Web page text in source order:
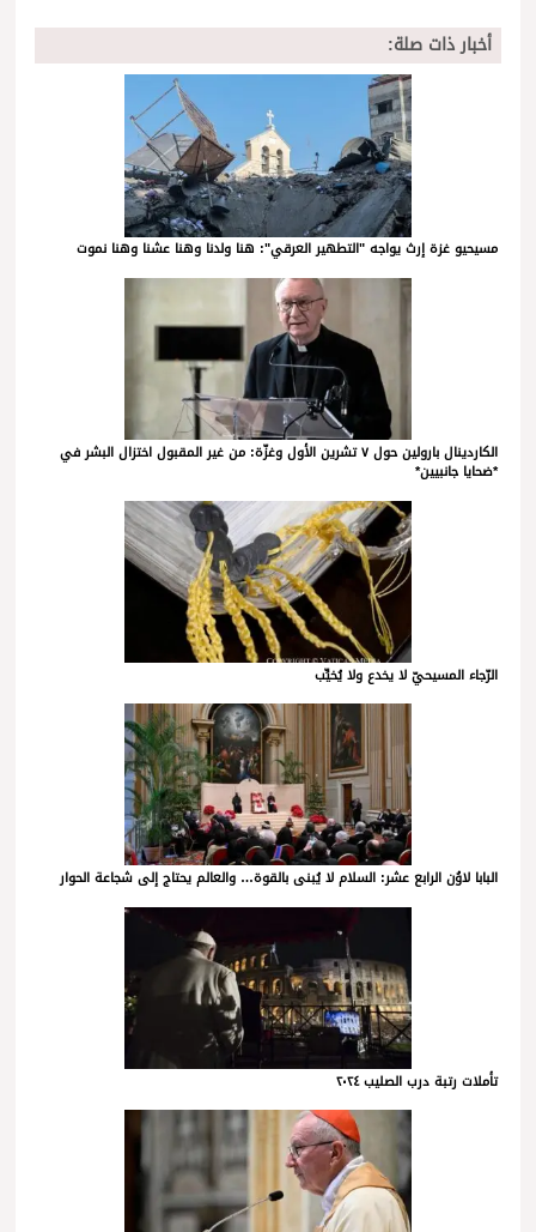
أخبار ذات صلة:
مسيحيو غزة إرث يواجه "التطهير العرقي": هنا ولدنا وهنا عشنا وهنا نموت
الكاردينال بارولين حول ٧ تشرين الأول وغزّة: من غير المقبول اختزال البشر في
*ضحايا جانبيين*
الرّجاء المسيحيّ لا يخدع ولا يُخيِّب
البابا لاوُن الرابع عشر: السلام لا يُبنى بالقوة… والعالم يحتاج إلى شجاعة الحوار
تأملات رتبة درب الصليب ٢٠٢٤